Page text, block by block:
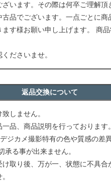
います。その際は何卒ご理解頂
品でございます。一点ごとに
す様お願い申し上げます。 商
ださいませ。
返品交換について
しません。
品、商品説明を行っております。
ジカメ撮影特有の色や質感の差
る事が出来ません。
取り後、万が一、状態に不具